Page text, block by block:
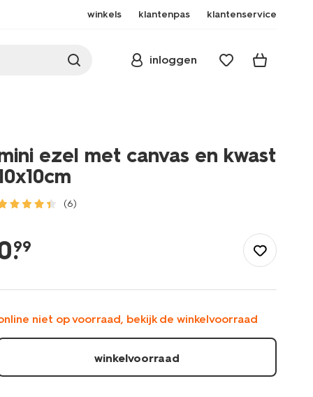
winkels klantenpas klantenservice
inloggen
ezel met canvas en kwast
(6)
schildersdoeken/mini-
.
99
niet op voorraad, bekijk de winkelvoorraad
winkelvoorraad